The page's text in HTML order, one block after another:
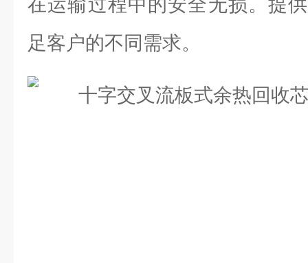
在运输过程中的安全无损。提
足客户的不同需求。